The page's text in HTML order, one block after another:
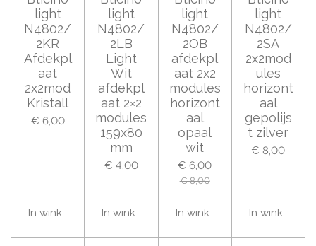
light
N4802/
2KR
Afdekpl
aat
2x2mod
Kristall
€ 6,00
In winkelwagen
light
N4802/
2LB
Light
Wit
afdekpl
aat 2×2
modules
159x80
mm
€ 4,00
In winkelwagen
light
N4802/
2OB
afdekpl
aat 2x2
modules
horizont
aal
opaal
wit
€ 6,00
€ 8,00
In winkelwagen
light
N4802/
2SA
2x2mod
ules
horizont
aal
gepolijs
t zilver
€ 8,00
In